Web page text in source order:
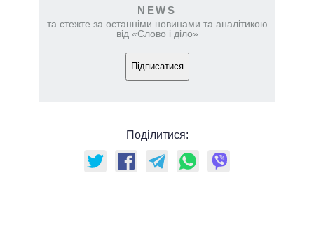
NEWS
та стежте за останніми новинами та аналітикою
від «Слово і діло»
Підписатися
Поділитися: